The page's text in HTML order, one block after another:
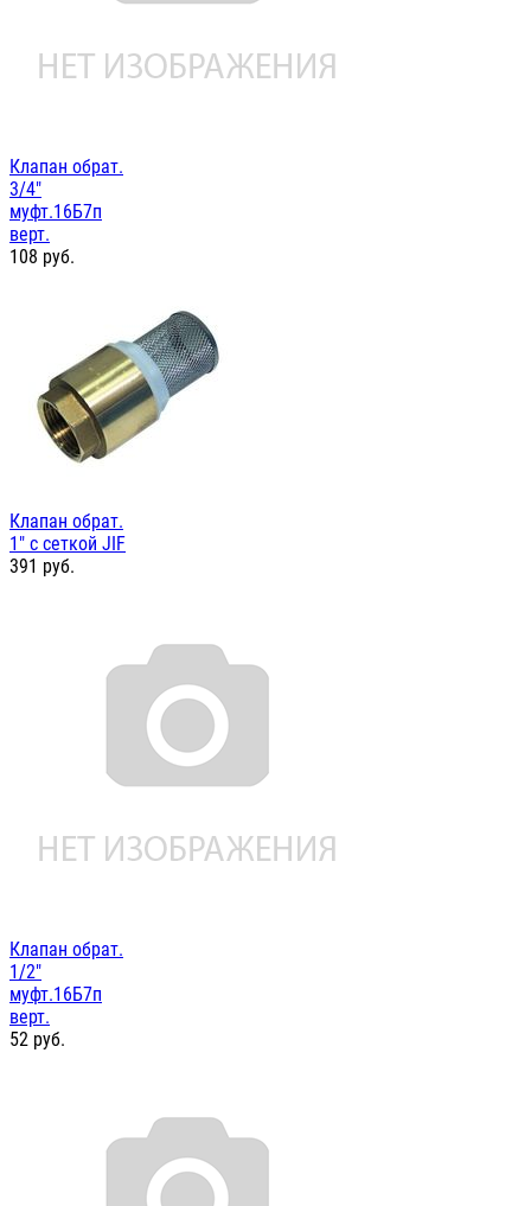
Клапан обрат.
3/4"
муфт.16Б7п
верт.
108 руб.
Клапан обрат.
1" с сеткой JIF
391 руб.
Клапан обрат.
1/2"
муфт.16Б7п
верт.
52 руб.